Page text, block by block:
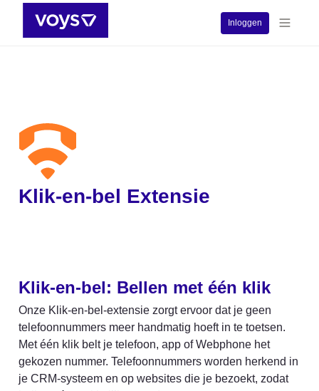
Inloggen
Klik-en-bel Extensie
Klik-en-bel: Bellen met één klik
Onze Klik-en-bel-extensie zorgt ervoor dat je geen
telefoonnummers meer handmatig hoeft in te toetsen.
Met één klik belt je telefoon, app of Webphone het
gekozen nummer. Telefoonnummers worden herkend in
je CRM-systeem en op websites die je bezoekt, zodat